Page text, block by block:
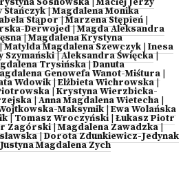
Sosnowska|Maciej Jerzy
Stańczyk|Magdalena Monika
Stąpor|Marzena Stępień
Derwojed|Magda Aleksandra
|Magdalena Krystyna
Matylda Magdalena Szewczyk Inesa
Szymański|Aleksandra Święcka|
Trysińska|Danuta
Genowefa Wanot-Miśtura
Wdowik|Elżbieta Wichrowska|
| Krystyna Wierzbicka-
|Anna Magdalena Wietecha
Maksymik|Ewa Wolańska
|Tomasz Wroczyński|Łukasz Piotr
Zagórski|Magdalena Zawadzka|
|Dorota Zdunkiewicz-Jedynak
Justyna Magdalena Zych